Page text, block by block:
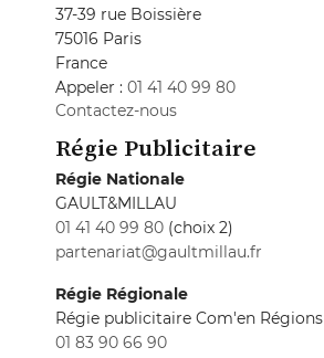
37-39 rue Boissière
75016 Paris
France
Appeler : 01 41 40 99 80
Contactez-nous
Régie Publicitaire
Régie Nationale
GAULT&MILLAU
01 41 40 99 80 (choix 2)
partenariat@gaultmillau.fr
Régie Régionale
Régie publicitaire Com'en Régions
01 83 90 66 90